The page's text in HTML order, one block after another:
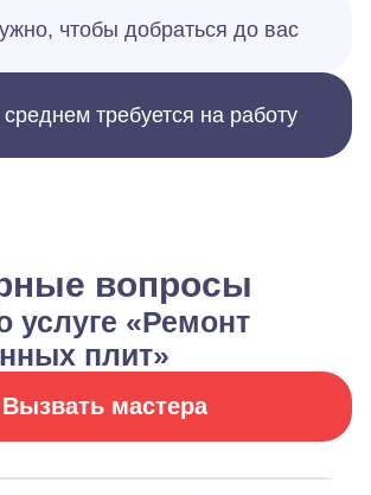
чтобы добраться до вас
требуется на работу
вопросы
услуге «Ремонт
плит»
Вызвать мастера